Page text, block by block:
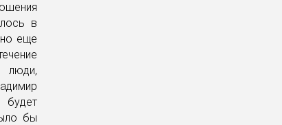
в
еще
люди,
будет
бы